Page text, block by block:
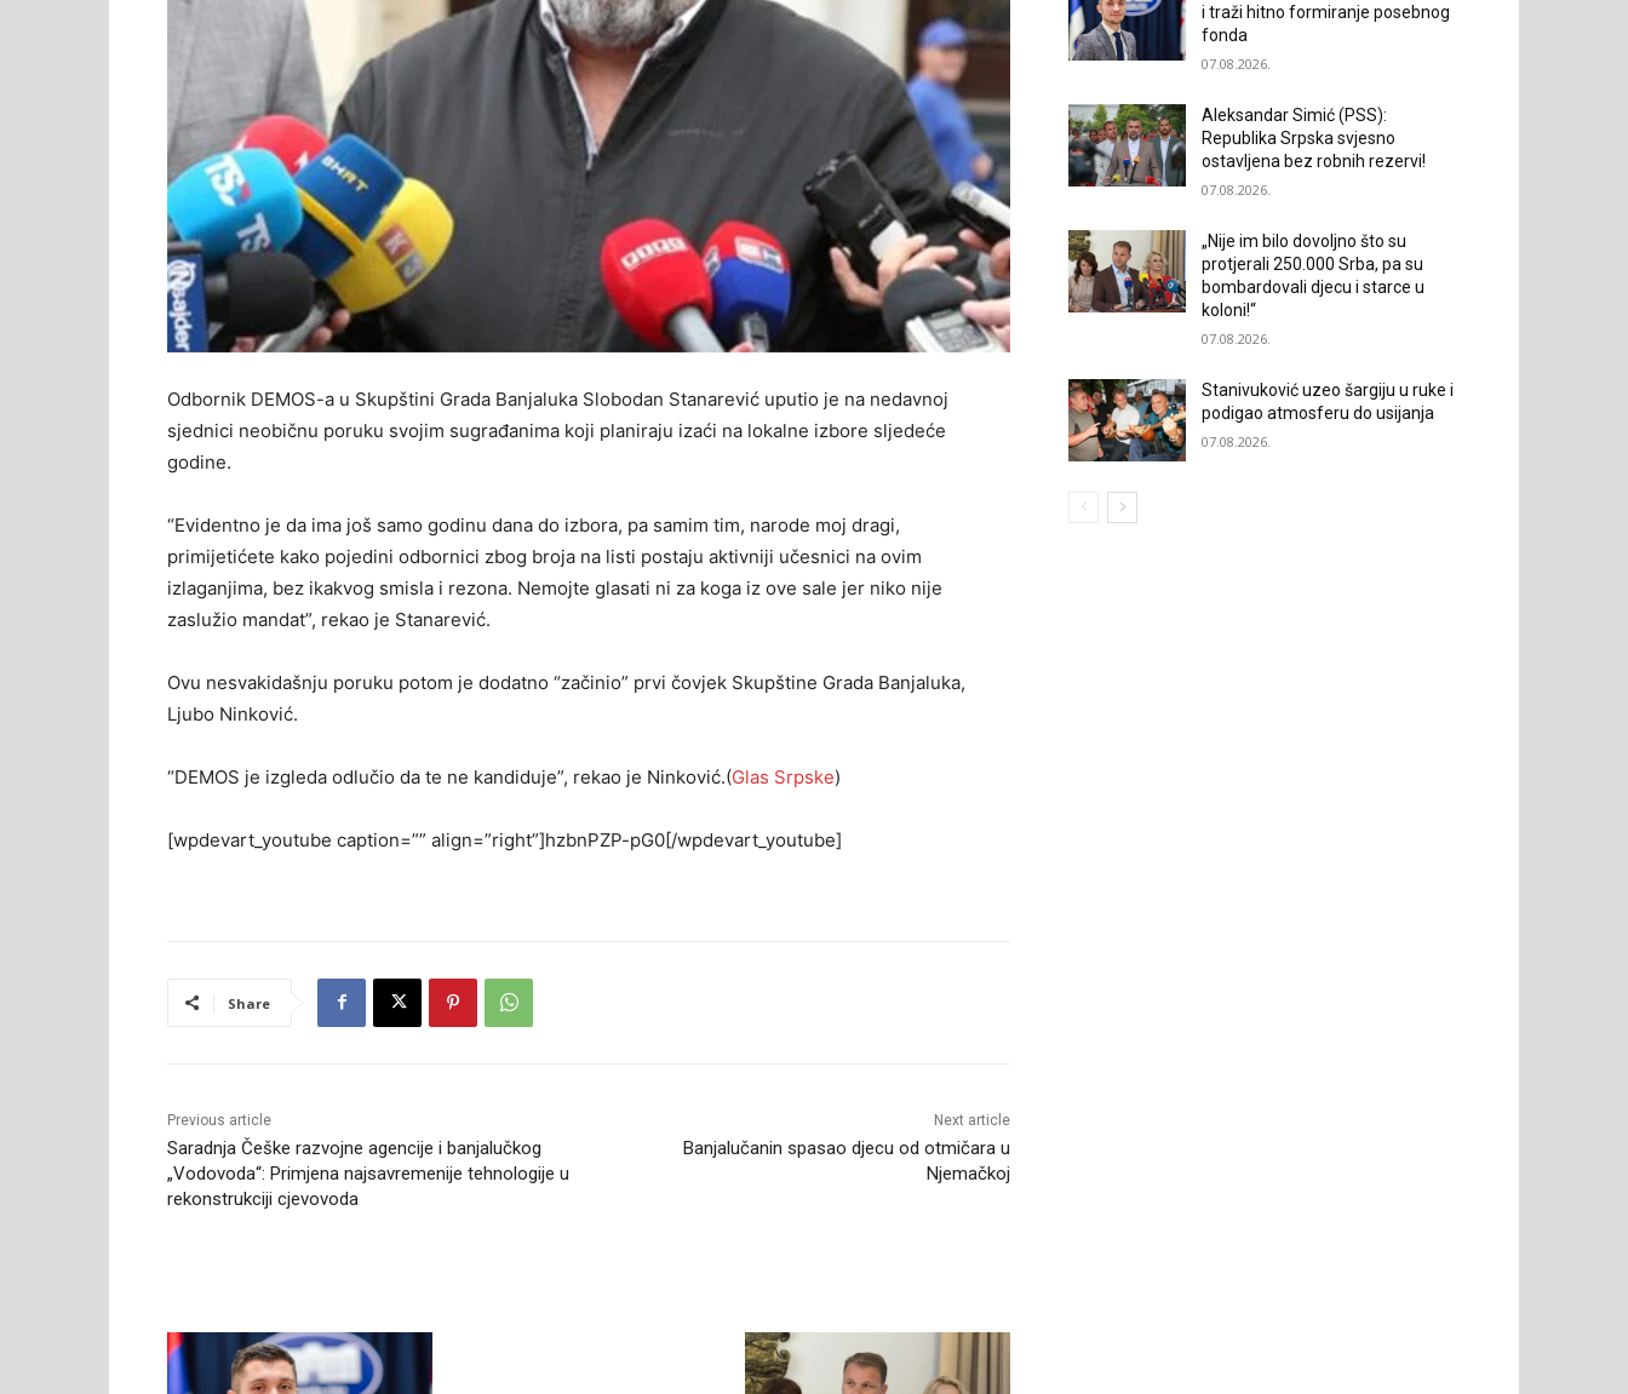
Odbornik DEMOS-a u Skupštini Grada Banjaluka Slobodan Stanarević uputio je na nedavnoj
sjednici neobičnu poruku svojim sugrađanima koji planiraju izaći na lokalne izbore sljedeće
godine.
“Evidentno je da ima još samo godinu dana do izbora, pa samim tim, narode moj dragi,
primijetićete kako pojedini odbornici zbog broja na listi postaju aktivniji učesnici na ovim
izlaganjima, bez ikakvog smisla i rezona. Nemojte glasati ni za koga iz ove sale jer niko nije
zaslužio mandat”, rekao je Stanarević.
Ovu nesvakidašnju poruku potom je dodatno “začinio” prvi čovjek Skupštine Grada Banjaluka,
Ljubo Ninković.
“DEMOS je izgleda odlučio da te ne kandiduje”, rekao je Ninković.(Glas Srpske)
[wpdevart_youtube caption=”” align=”right”]hzbnPZP-pG0[/wpdevart_youtube]
Share
Previous article
Saradnja Češke razvojne agencije i banjalučkog
„Vodovoda“: Primjena najsavremenije tehnologije u
rekonstrukciji cjevovoda
Next article
Banjalučanin spasao djecu od otmičara u
Njemačkoj
i traži hitno formiranje posebnog
fonda
07.08.2026.
Aleksandar Simić (PSS):
Republika Srpska svjesno
ostavljena bez robnih rezervi!
07.08.2026.
„Nije im bilo dovoljno što su
protjerali 250.000 Srba, pa su
bombardovali djecu i starce u
koloni!“
07.08.2026.
Stanivuković uzeo šargiju u ruke i
podigao atmosferu do usijanja
07.08.2026.